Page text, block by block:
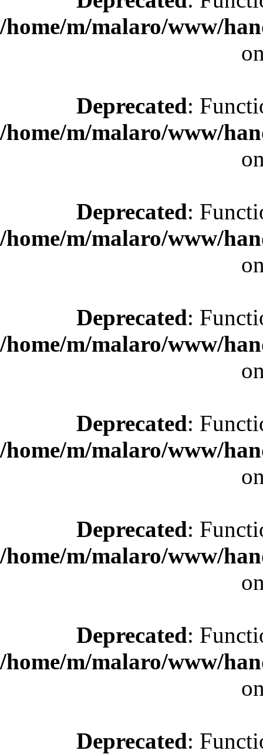
/home/m/malaro/www/
Deprecated:
/home/m/malaro/www/
Deprecated:
/home/m/malaro/www/
Deprecated:
/home/m/malaro/www/
Deprecated:
/home/m/malaro/www/
Deprecated:
/home/m/malaro/www/
Deprecated:
/home/m/malaro/www/
Deprecated: